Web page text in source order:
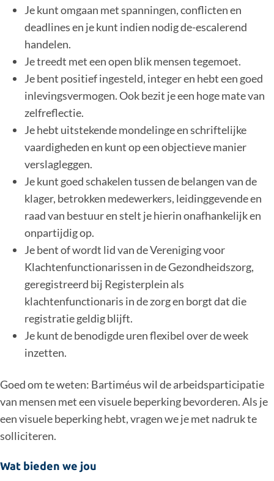
Je kunt omgaan met spanningen, conflicten en
deadlines en je kunt indien nodig de-escalerend
handelen.
Je treedt met een open blik mensen tegemoet.
Je bent positief ingesteld, integer en hebt een goed
inlevingsvermogen. Ook bezit je een hoge mate van
zelfreflectie.
Je hebt uitstekende mondelinge en schriftelijke
vaardigheden en kunt op een objectieve manier
verslagleggen.
Je kunt goed schakelen tussen de belangen van de
klager, betrokken medewerkers, leidinggevende en
raad van bestuur en stelt je hierin onafhankelijk en
onpartijdig op.
Je bent of wordt lid van de Vereniging voor
Klachtenfunctionarissen in de Gezondheidszorg,
geregistreerd bij Registerplein als
klachtenfunctionaris in de zorg en borgt dat die
registratie geldig blijft.
Je kunt de benodigde uren flexibel over de week
inzetten.
Goed om te weten: Bartiméus wil de arbeidsparticipatie
van mensen met een visuele beperking bevorderen. Als je
een visuele beperking hebt, vragen we je met nadruk te
solliciteren.
Wat bieden we jou